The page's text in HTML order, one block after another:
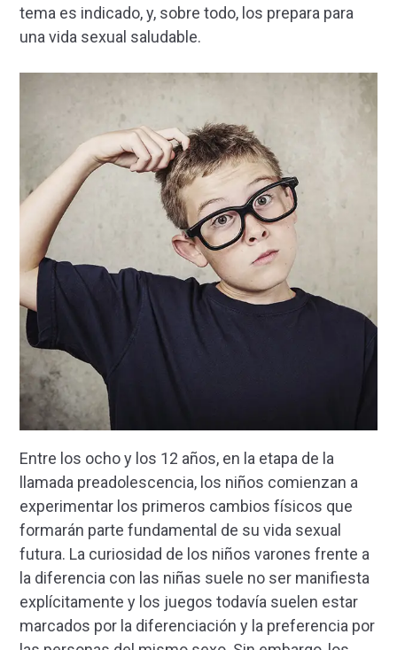
tema es indicado, y, sobre todo, los prepara para
una vida sexual saludable.
Entre los ocho y los 12 años, en la etapa de la
llamada preadolescencia, los niños comienzan a
experimentar los primeros cambios físicos que
formarán parte fundamental de su vida sexual
futura. La curiosidad de los niños varones frente a
la diferencia con las niñas suele no ser manifiesta
explícitamente y los juegos todavía suelen estar
marcados por la diferenciación y la preferencia por